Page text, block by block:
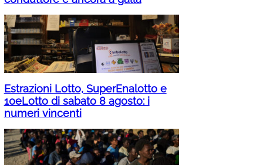
Estrazioni Lotto, SuperEnalotto e
10eLotto di sabato 8 agosto: i
numeri vincenti